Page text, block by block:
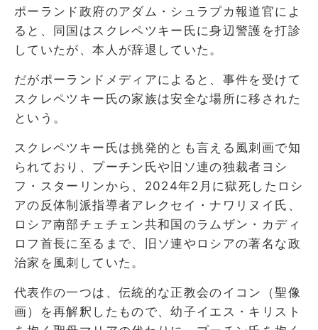
ポーランド政府のアダム・シュラプカ報道官によ
ると、同国はスクレペツキー氏に身辺警護を打診
していたが、本人が辞退していた。
だがポーランドメディアによると、事件を受けて
スクレペツキー氏の家族は安全な場所に移された
という。
スクレペツキー氏は挑発的とも言える風刺画で知
られており、プーチン氏や旧ソ連の独裁者ヨシ
フ・スターリンから、2024年2月に獄死したロシ
アの反体制派指導者アレクセイ・ナワリヌイ氏、
ロシア南部チェチェン共和国のラムザン・カディ
ロフ首長に至るまで、旧ソ連やロシアの著名な政
治家を風刺していた。
代表作の一つは、伝統的な正教会のイコン（聖像
画）を再解釈したもので、幼子イエス・キリスト